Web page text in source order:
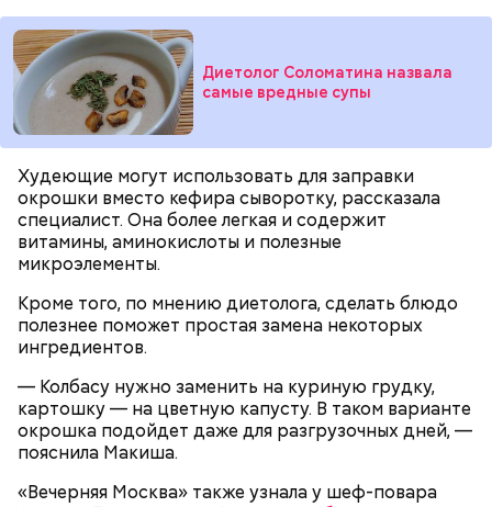
Диетолог Соломатина назвала
самые вредные супы
Худеющие могут использовать для заправки
окрошки вместо кефира сыворотку, рассказала
специалист. Она более легкая и содержит
витамины, аминокислоты и полезные
микроэлементы.
Кроме того, по мнению диетолога, сделать блюдо
полезнее поможет простая замена некоторых
ингредиентов.
— Колбасу нужно заменить на куриную грудку,
картошку — на цветную капусту. В таком варианте
окрошка подойдет даже для разгрузочных дней, —
пояснила Макиша.
«Вечерняя Москва» также узнала у шеф-повара
Поляков предупредил: не стоит собирать грибы у
обочин дорог или рядом с промышленными
предприятиями, так как они могут накапливать в
себе токсические вещества.
Вернет молодость и снизит
воспаление: диетолог Писарева
рассказала о пользе черники
— Лисички можно употреблять в различном виде:
жареном, вареном, тушеном, сушеном и соленом.
Однако с точки зрения пользы лучше отдать
предпочтение маринованным, соленым и тушеным
вариациям, — посоветовал эндокринолог.
«Новым рекордам — быть»: как
активность Эль-Ниньо может
отразиться на предстоящем лете
По его словам, молния может распасться, улететь
или просто погаснуть. Однако есть риск, что она
может и взорваться.
Одним из запоминающихся событий того периода
для Макеева стал футбольный матч между
киевским «Динамо» и мадридским «Атлетико»,
— Электричества нет. Но есть электростанция. И
секретарь партийной организации сжалился и
выделил нам цветной телевизор. И мы вечером
смогли посмотреть матч, — вспоминает он.